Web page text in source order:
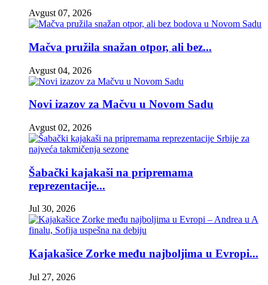
Avgust 07, 2026
Mačva pružila snažan otpor, ali bez...
Avgust 04, 2026
Novi izazov za Mačvu u Novom Sadu
Avgust 02, 2026
Šabački kajakaši na pripremama
reprezentacije...
Jul 30, 2026
Kajakašice Zorke među najboljima u Evropi...
Jul 27, 2026